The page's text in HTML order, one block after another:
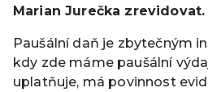
Marian Jurečka zrevidovat.
Paušální daň je zbytečným
kdy zde máme paušální
uplatňuje, má povinnost